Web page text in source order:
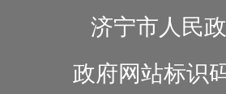
济宁市人民
政府网站标识